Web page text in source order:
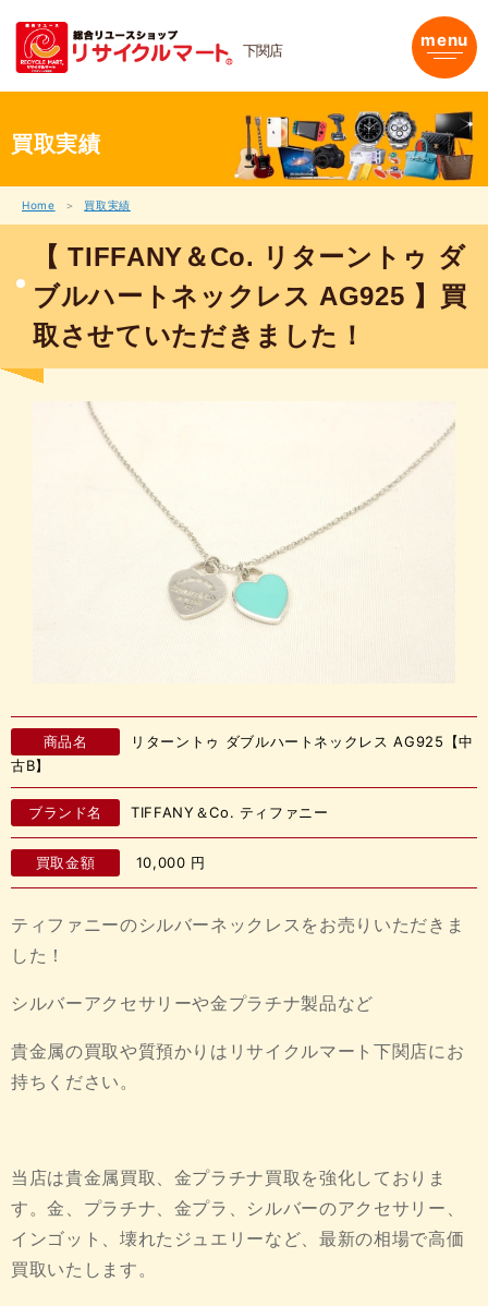
キ
プ
下関店 menu
買取実績
Home 買取実績
【 TIFFANY＆Co. リターントゥ ダ
ブルハートネックレス AG925 】買
取させていただきました！
商品名
リターントゥ ダブルハートネックレス AG925【中
古B】
ブランド名 TIFFANY＆Co. ティファニー
買取金額 10,000 円
ティファニーのシルバーネックレスをお売りいただきま
した！
シルバーアクセサリーや金プラチナ製品など
貴金属の買取や質預かりはリサイクルマート下関店にお
持ちください。
当店は貴金属買取、金プラチナ買取を強化しておりま
す。金、プラチナ、金プラ、シルバーのアクセサリー、
インゴット、壊れたジュエリーなど、最新の相場で高価
買取いたします。